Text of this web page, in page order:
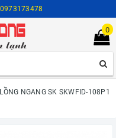
0973173478
0
NGANG SK SKWFID-108P1